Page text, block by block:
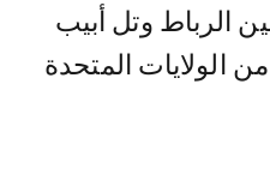
الرباط وتل أبيب
الولايات المتحدة